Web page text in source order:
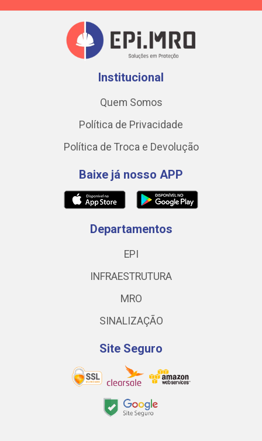
Institucional
Quem Somos
Política de Privacidade
Política de Troca e Devolução
Baixe já nosso APP
Departamentos
EPI
INFRAESTRUTURA
MRO
SINALIZAÇÃO
Site Seguro